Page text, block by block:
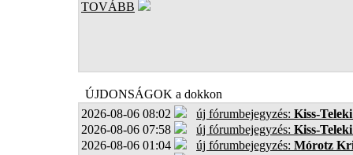
TOVÁBB
ÚJDONSÁGOK a dokkon
2026-08-06 08:02
új fórumbejegyzés: Kiss-
2026-08-06 07:58
új fórumbejegyzés: Kiss-
2026-08-06 01:04
új fórumbejegyzés: Mórotz